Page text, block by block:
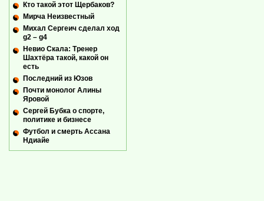
Кто такой этот Щербаков?
Мирча Неизвестный
Михал Сергеич сделал ход
g2 – g4
Невио Скала: Тренер
Шахтёра такой, какой он
есть
Последний из Юзов
Почти монолог Алины
Яровой
Сергей Бубка о спорте,
политике и бизнесе
Футбол и смерть Ассана
Ндиайе